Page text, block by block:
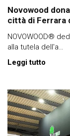
Novowood
città di Ferrara
NOVOWOOD®
alla tutela dell'a…
Leggi tutto